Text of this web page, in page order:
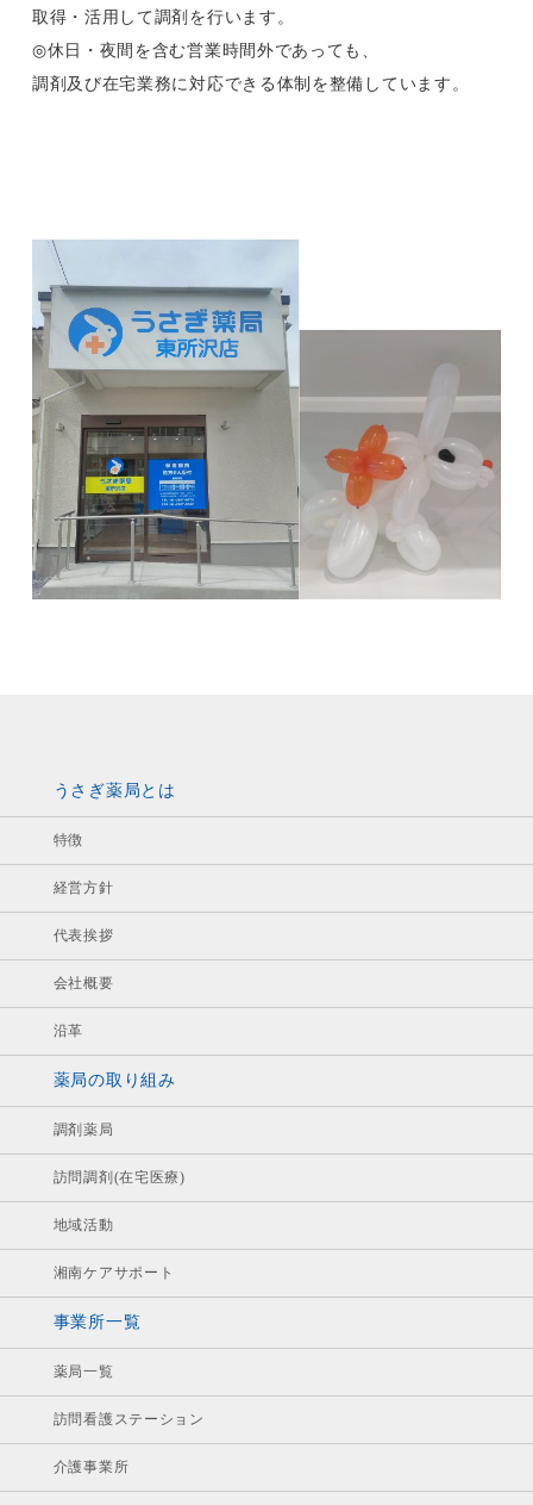
取得・活用して調剤を行います。
◎休日・夜間を含む営業時間外であっても、
調剤及び在宅業務に対応できる体制を整備しています。
うさぎ薬局とは
特徴
経営方針
代表挨拶
会社概要
沿革
薬局の取り組み
調剤薬局
訪問調剤(在宅医療)
地域活動
湘南ケアサポート
事業所一覧
薬局一覧
訪問看護ステーション
介護事業所